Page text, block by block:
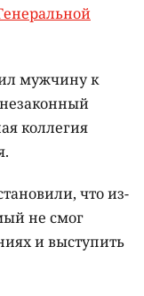
мужчину к
коллегия
что из-
не смог
и выступить